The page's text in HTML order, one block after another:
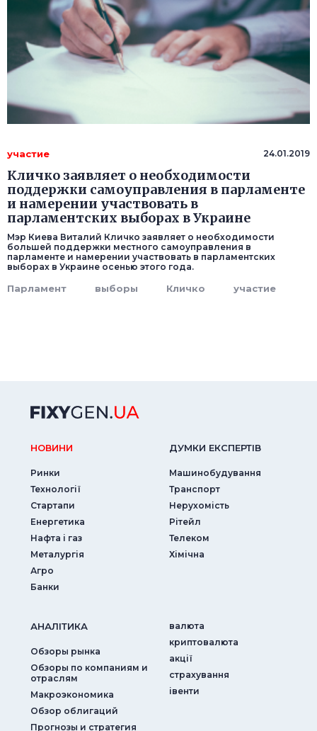
участие 24.01.2019
Кличко заявляет о необходимости
поддержки самоуправления в парламенте
и намерении участвовать в
парламентских выборах в Украине
Мэр Киева Виталий Кличко заявляет о необходимости
большей поддержки местного самоуправления в
парламенте и намерении участвовать в парламентских
выборах в Украине осенью этого года.
Парламент выборы Кличко участие
НОВИНИ
Ринки
Технології
Стартапи
Енергетика
Нафта і газ
Металургія
Агро
Банки
ДУМКИ ЕКСПЕРТIВ
Машинобудування
Транспорт
Нерухомість
Рітейл
Телеком
Хімічна
АНАЛIТИКА
Обзоры рынка
Обзоры по компаниям и
отраслям
Макроэкономика
Обзор облигаций
Прогнозы и стратегия
валюта
криптовалюта
акції
страхування
iвенти